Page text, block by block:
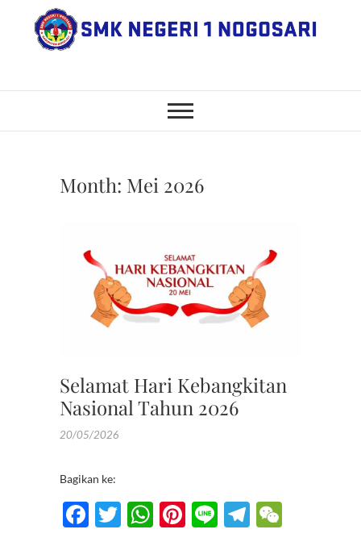
SMK Negeri 1
Nogosari
BOYOLALI
Month: Mei 2026
Selamat Hari Kebangkitan
Nasional Tahun 2026
20/05/2026
Bagikan ke:
F
T
W Pi Li
T